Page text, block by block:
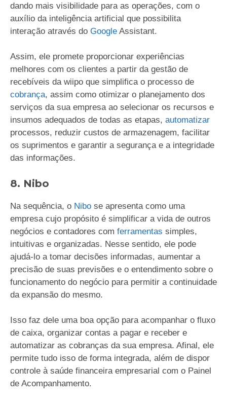
dando mais visibilidade para as operações, com o
auxílio da inteligência artificial que possibilita
interação através do Google Assistant.
Assim, ele promete proporcionar experiências
melhores com os clientes a partir da gestão de
recebíveis da wiipo que simplifica o processo de
cobrança, assim como otimizar o planejamento dos
serviços da sua empresa ao selecionar os recursos e
insumos adequados de todas as etapas, automatizar
processos, reduzir custos de armazenagem, facilitar
os suprimentos e garantir a segurança e a integridade
das informações.
8. Nibo
Na sequência, o Nibo se apresenta como uma
empresa cujo propósito é simplificar a vida de outros
negócios e contadores com ferramentas simples,
intuitivas e organizadas. Nesse sentido, ele pode
ajudá-lo a tomar decisões informadas, aumentar a
precisão de suas previsões e o entendimento sobre o
funcionamento do negócio para permitir a continuidade
da expansão do mesmo.
Isso faz dele uma boa opção para acompanhar o fluxo
de caixa, organizar contas a pagar e receber e
automatizar as cobranças da sua empresa. Afinal, ele
permite tudo isso de forma integrada, além de dispor
controle à saúde financeira empresarial com o Painel
de Acompanhamento.